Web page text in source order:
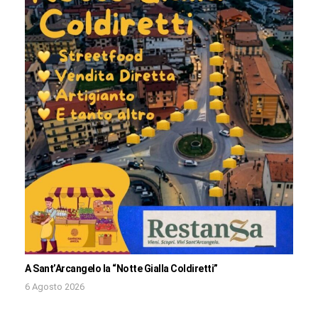
A Sant’Arcangelo la “Notte Gialla Coldiretti”
6 Agosto 2026